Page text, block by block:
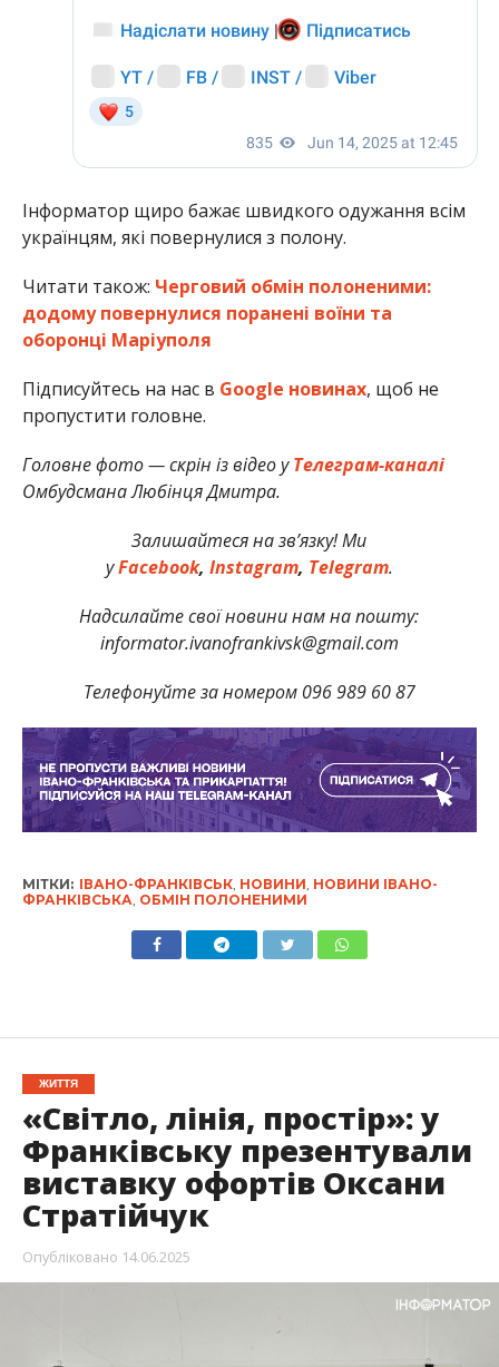
Інформатор щиро бажає швидкого одужання всім
українцям, які повернулися з полону.
Читати також: Черговий обмін полоненими:
додому повернулися поранені воїни та
оборонці Маріуполя
Підписуйтесь на нас в Google новинах, щоб не
пропустити головне.
Головне фото — скрін із відео уТелеграм-каналі
Омбудсмана Любінця Дмитра.
Залишайтеся на зв’язку! Ми
уFacebook, Instagram, Telegram.
Надсилайте свої новини нам на пошту:
informator.ivanofrankivsk@gmail.com
Телефонуйте за номером 096 989 60 87
МІТКИ: ІВАНО-ФРАНКІВСЬК, НОВИНИ НОВИНИ ІВАНО-
ФРАНКІВСЬКА ОБМІН ПОЛОНЕНИМИ
ЖИТТЯ
«Світло, лінія, простір»: у
Франківську презентували
виставку офортів Оксани
Стратійчук
Опубліковано 14.06.2025